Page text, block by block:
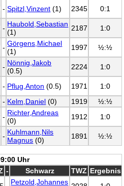
- Spitzl,Vinzent (1) 2345 0:1
- Haubold,Sebastian
(1)
2187 1:0
- Görgens,Michael
(1)
1997 ½:½
- Nönnig,Jakob
(0.5)
2224 1:0
- Pflug,Anton (0.5) 1971
1:0
- Kelm,Daniel (0) 1919
½:½
- Richter,Andreas
(0)
1912 1:0
- Kuhlmann,Nils
Magnus (0) 1891 ½:½
Uhr
- Schwarz TWZ Ergebnis
Petzold,Johannes